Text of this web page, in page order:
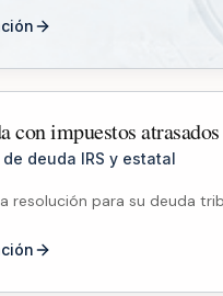
con impuestos atrasados
deuda IRS y estatal
resolución para su deuda